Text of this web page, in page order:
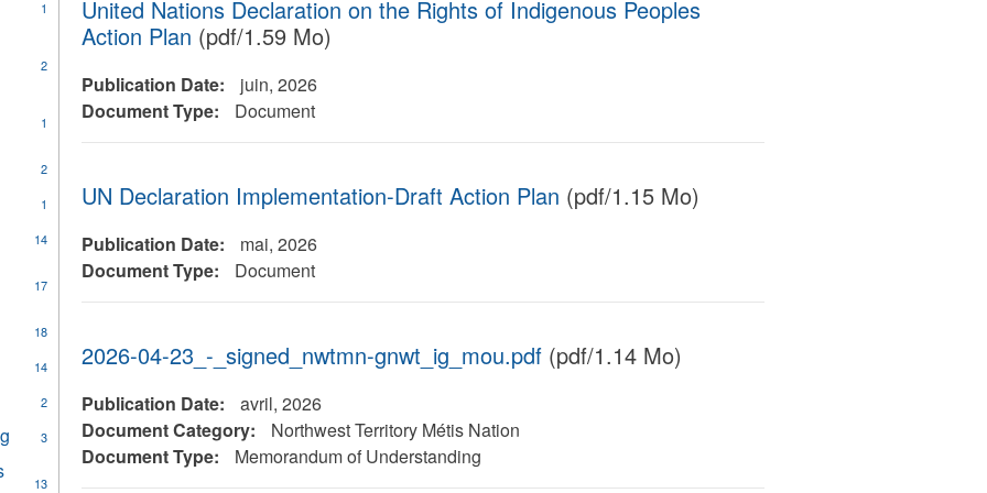
United Nations Declaration on the Rights of Indigenous Peoples
Action Plan (pdf/1.59 Mo)
Publication Date:
juin, 2026
Document Type:
Document
UN Declaration Implementation-Draft Action Plan (pdf/1.15 Mo)
Publication Date:
mai, 2026
Document Type:
Document
2026-04-23_-_signed_nwtmn-gnwt_ig_mou.pdf(pdf/1.14 Mo)
Publication Date:
avril, 2026
Document Category:
Northwest Territory Métis Nation
Document Type:
Memorandum of Understanding
1
2
1
2
1
14
17
18
14
2
3
Apply
Legislation
and13